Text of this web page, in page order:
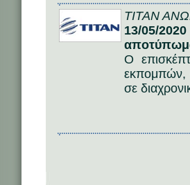
ΤΙΤΑΝ
13/05/
Ο
εκπομπών,
σε